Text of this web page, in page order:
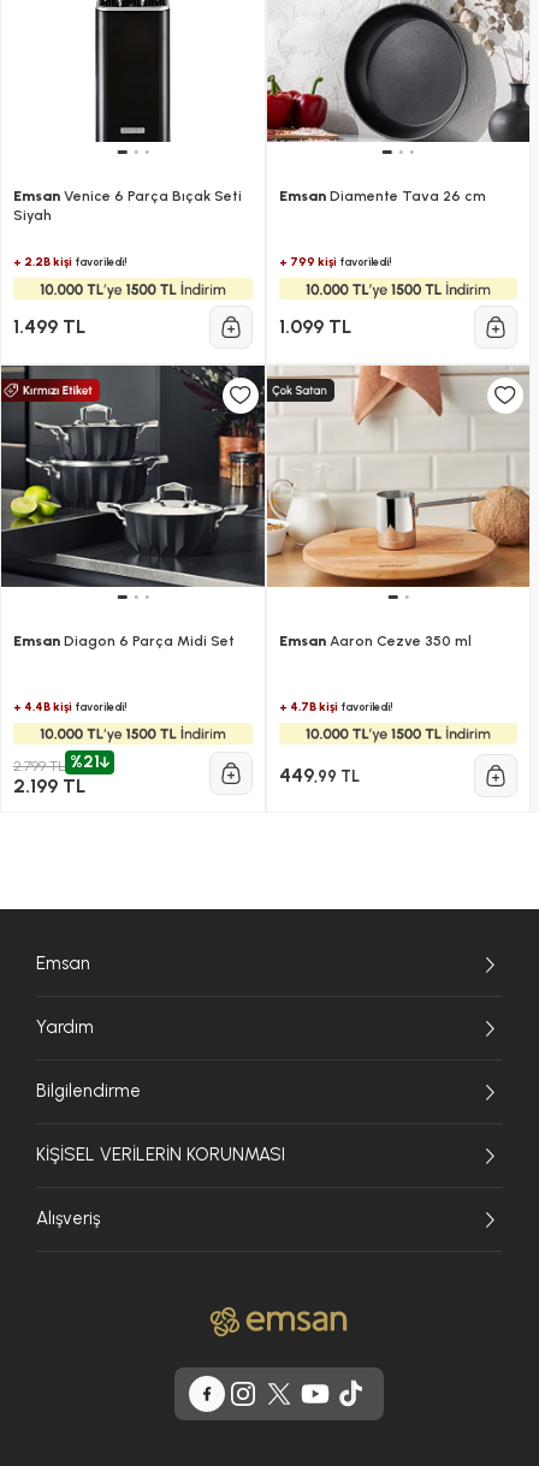
Emsan Venice 6 Parça Bıçak Seti
Siyah
+ 2.2B kişi favoriledi!
1.499 TL
EmsanDiamente Tava 26 cm
+ 799 kişifavoriledi!
1.099 TL
Emsan Diagon 6 Parça Midi Set
+ 4.4B kişi favoriledi!
2.799 TL %21
2.199 TL
EmsanAaron Cezve 350 ml
+ 4.7B kişifavoriledi!
449,99 TL
Emsan
Yardım
Bilgilendirme
KİŞİSEL VERİLERİN KORUNMASI
Alışveriş